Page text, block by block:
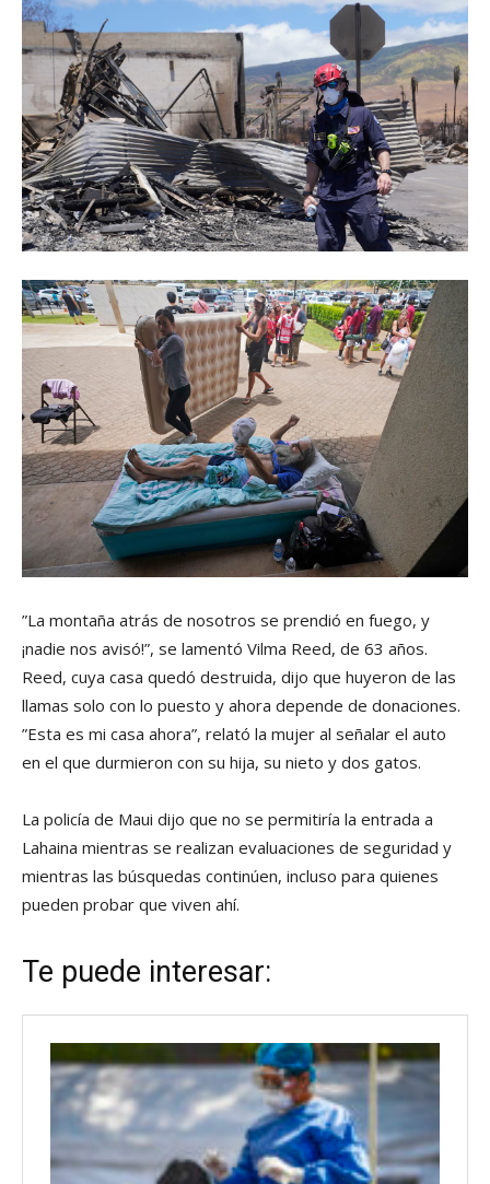
”La montaña atrás de nosotros se prendió en fuego, y
¡nadie nos avisó!”, se lamentó Vilma Reed, de 63 años.
Reed, cuya casa quedó destruida, dijo que huyeron de las
llamas solo con lo puesto y ahora depende de donaciones.
”Esta es mi casa ahora”, relató la mujer al señalar el auto
en el que durmieron con su hija, su nieto y dos gatos.
La policía de Maui dijo que no se permitiría la entrada a
Lahaina mientras se realizan evaluaciones de seguridad y
mientras las búsquedas continúen, incluso para quienes
pueden probar que viven ahí.
Te puede interesar: